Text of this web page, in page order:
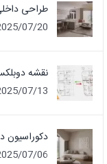
طراحی داخلی خانه سه
07/20
نقشه
07/13
دکوراسیون داخلی 100 متری | حس
07/06